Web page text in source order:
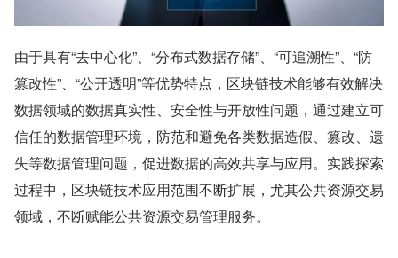
由于具有“去中心化”、“分布式数据存储”、“可追溯性”、“防
篡改性”、“公开透明”等优势特点，区块链技术能够有效解决
数据领域的数据真实性、安全性与开放性问题，通过建立可
信任的数据管理环境，防范和避免各类数据造假、篡改、遗
失等数据管理问题，促进数据的高效共享与应用。实践探索
过程中，区块链技术应用范围不断扩展，尤其公共资源交易
领域，不断赋能公共资源交易管理服务。